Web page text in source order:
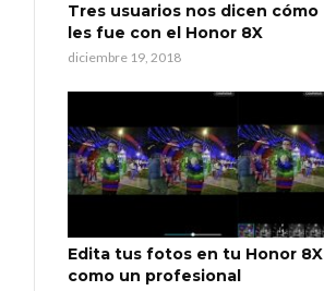
Tres usuarios nos dicen cómo
les fue con el Honor 8X
diciembre 19, 2018
Edita tus fotos en tu Honor 8X
como un profesional